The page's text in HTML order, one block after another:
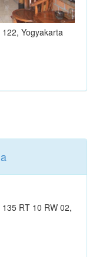
Yogyakarta
RT 10 RW 02,